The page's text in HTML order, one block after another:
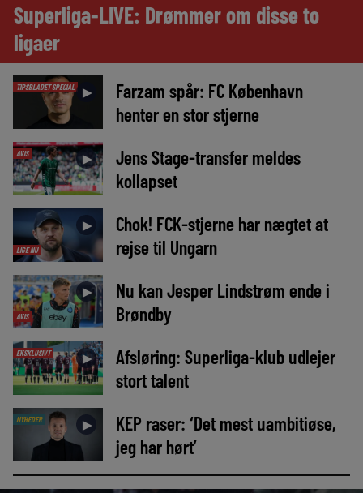
Superliga-LIVE: Drømmer om disse to
ligaer
TIPSBLADET SPECIAL ►
Farzam spår: FC København
henter en stor stjerne
AVIS ►
Jens Stage-transfer meldes
kollapset
LIGE NU
►
Chok! FCK-stjerne har nægtet at
rejse til Ungarn
AVIS
►
Nu kan Jesper Lindstrøm ende i
Brøndby
EKSKLUSIVT ►
Afsløring: Superliga-klub udlejer
stort talent
NYHEDER ►
KEP raser: ‘Det mest uambitiøse,
jeg har hørt’